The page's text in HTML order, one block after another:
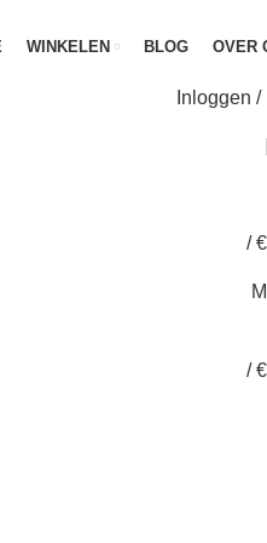
WINKELEN BLOG OVER
Inloggen
/ €
/ €